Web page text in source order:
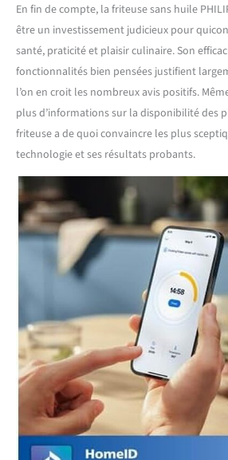
En fin de compte, la friteuse sans huile
être un investissement judicieux pour
santé, praticité et plaisir culinaire. Son
fonctionnalités bien pensées justifient
l’on en croit les nombreux avis positifs.
plus d’informations sur la disponibilité des
friteuse a de quoi convaincre les plus
technologie et ses résultats probants.